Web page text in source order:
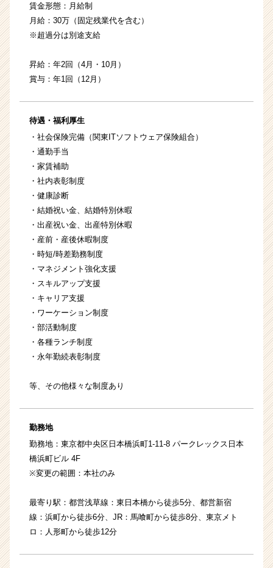
賃金形態：月給制
月給：30万（固定残業代を含む）
※超過分は別途支給
昇給：年2回（4月・10月）
賞与：年1回（12月）
待遇・福利厚生
・社会保険完備（関東ITソフトウェア保険組合）
・通勤手当
・家賃補助
・社内表彰制度
・健康診断
・結婚祝い金、結婚特別休暇
・出産祝い金、出産特別休暇
・産前・産後休暇制度
・時短/時差勤務制度
・マネジメント強化支援
・スキルアップ支援
・キャリア支援
・ワーケーション制度
・部活動制度
・各種ランチ制度
・永年勤続表彰制度
等、その他様々な制度あり
勤務地
勤務地：東京都中央区日本橋浜町1-11-8 パークレックス日本
橋浜町ビル 4F
※変更の範囲：本社のみ
最寄り駅：都営浅草線：東日本橋から徒歩5分、都営新宿
線：浜町から徒歩6分、JR：馬喰町から徒歩8分、東京メト
ロ：人形町から徒歩12分